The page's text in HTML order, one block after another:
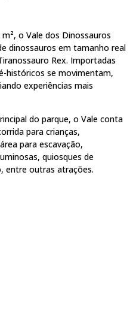
o Vale dos Dinossauros
dinossauros em tamanho real
Rex. Importadas
históricos se movimentam,
experiências mais
do parque, o Vale conta
para crianças,
para escavação,
quiosques de
entre outras atrações.